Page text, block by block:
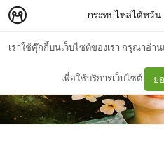
เราใช้คุ๊กกี้บนเว็บไซต์ของเรา กรุณาอ่า
เพื่อใช้บริการเว็บไซต์ ย
กระทบไหล่ไตัหวัน